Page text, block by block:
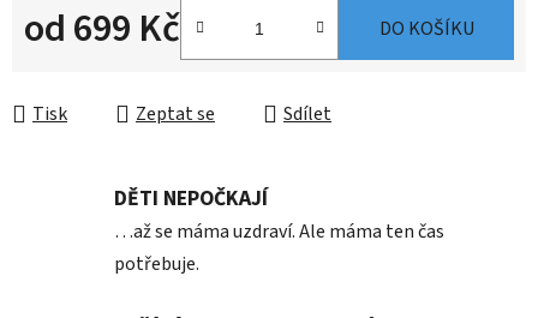
od699 Kč DO KOŠÍKU
Tisk Zeptat se Sdílet
DĚTI NEPOČKAJÍ
…až se máma uzdraví. Ale máma ten čas
potřebuje.